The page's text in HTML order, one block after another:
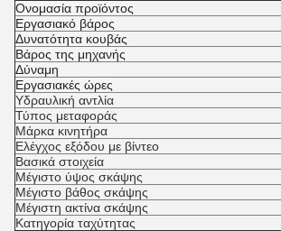
Ονομασία προϊόντος
Εργασιακό βάρος
Δυνατότητα κουβάς
Βάρος της μηχανής
Δύναμη
Εργασιακές ώρες
Υδραυλική αντλία
Τύπος μεταφοράς
Μάρκα κινητήρα
Ελέγχος εξόδου με βίντεο
Βασικά στοιχεία
Μέγιστο ύψος σκάψης
Μέγιστο βάθος σκάψης
Μέγιστη ακτίνα σκάψης
Κατηγορία ταχύτητας